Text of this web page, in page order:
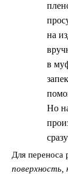
на
в
Но
Для переноса